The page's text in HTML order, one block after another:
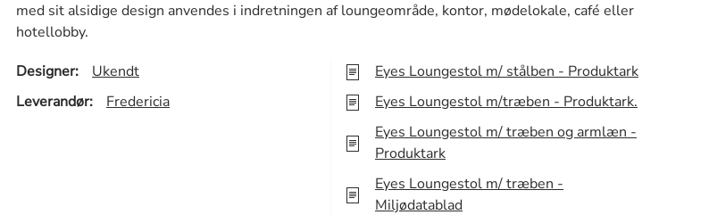
med sit alsidige design anvendes i indretningen af loungeområde, kontor, mødelokale, café eller
hotellobby.
Designer:
Ukendt
Leverandør:
Fredericia
Eyes Loungestol m/ stålben - Produktark
Eyes Loungestol m/træben - Produktark.
Eyes Loungestol m/ træben og armlæn -
Produktark
Eyes Loungestol m/ træben -
Miljødatablad